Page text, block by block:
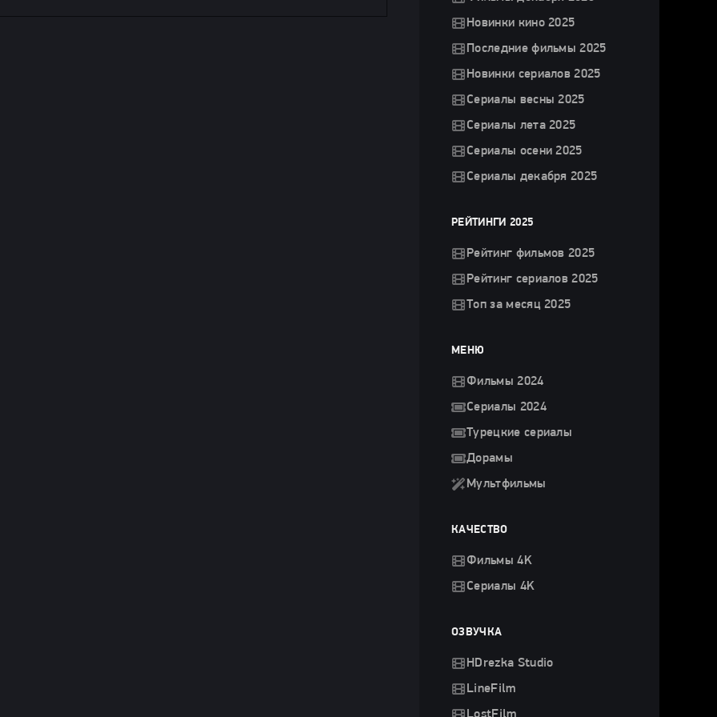
Новинки кино 2025
Последние фильмы 2025
Новинки сериалов 2025
Сериалы весны 2025
Сериалы лета 2025
Сериалы осени 2025
Сериалы декабря 2025
РЕЙТИНГИ 2025
Рейтинг фильмов 2025
Рейтинг сериалов 2025
Топ за месяц 2025
МЕНЮ
Фильмы 2024
Сериалы 2024
Турецкие сериалы
Дорамы
Мультфильмы
КАЧЕСТВО
Фильмы 4K
Сериалы 4K
ОЗВУЧКА
HDrezka Studio
LineFilm